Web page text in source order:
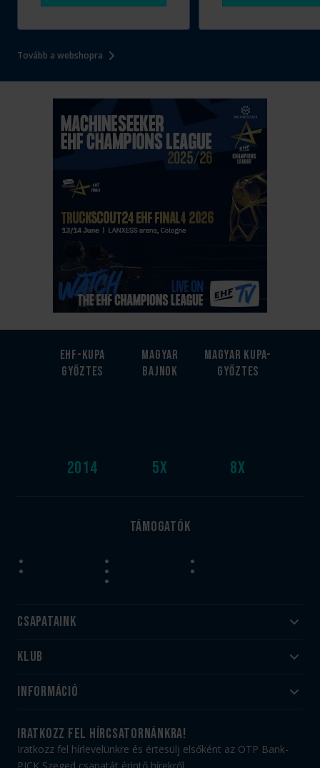
Tovább a webshopra
EHF-Kupa
győztes
2014
Magyar
bajnok
5x
Magyar kupa-
győztes
8x
Támogatók
Csapataink
Felnőtt
Utánpótlás
Klub
#HandballFamily
Munkatársaink
PICK Aréna
Információ
Jegy- és bérletvásárlás
Webshop
iratkozz fel hírcsatornánkra!
Iratkozz fel hírlevelünkre és értesülj elsőként az OTP Bank-